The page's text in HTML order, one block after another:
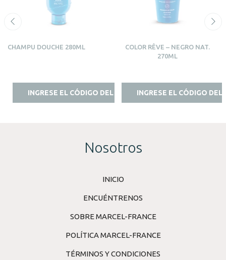
CHAMPU DOUCHE 280ML
INGRESE EL CÓDIGO DEL ESTILISTA
COLOR RÊVE – NEGRO NAT.
270ML
INGRESE EL CÓDIGO DEL
Nosotros
INICIO
ENCUÉNTRENOS
SOBRE MARCEL-FRANCE
POLÍTICA MARCEL-FRANCE
TÉRMINOS Y CONDICIONES